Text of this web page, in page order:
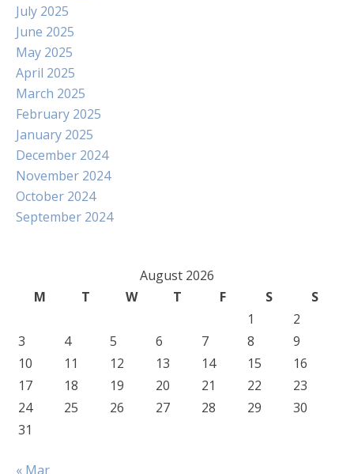
July 2025
June 2025
May 2025
April 2025
March 2025
February 2025
January 2025
December 2024
November 2024
October 2024
September 2024
August 2026
M
T W T F S
S
1
2
3
4 5 6 7 8
9
10
11 12 13 14 15
16
17
18 19 20 21 22
23
24
25 26 27 28 29
30
31
« Mar